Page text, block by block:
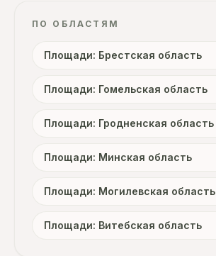
ПО ОБЛАСТЯМ
Площади: Брестская область
Площади: Гомельская область
Площади: Гродненская область
Площади: Минская область
Площади: Могилевская область
Площади: Витебская область